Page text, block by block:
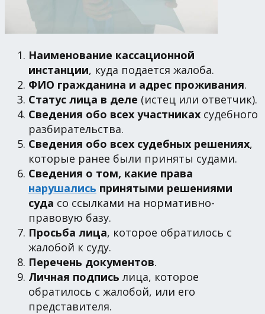
Наименование кассационной
инстанции, куда подается жалоба.
ФИО гражданина и адрес проживания.
Статус лица в деле (истец или ответчик).
Сведения обо всех участниках судебного
разбирательства.
Сведения обо всех судебных решениях,
которые ранее были приняты судами.
Сведения о том, какие права
нарушались принятыми решениями
суда со ссылками на нормативно-
правовую базу.
Просьба лица, которое обратилось с
жалобой к суду.
Перечень документов.
Личная подпись лица, которое
обратилось с жалобой, или его
представителя.